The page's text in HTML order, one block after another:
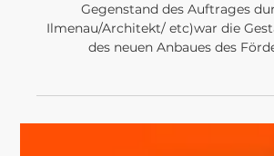
WIE GEIL WIRD DAS
DENN, wenn man
unterwegs ist und eine
Idee entwickelt?